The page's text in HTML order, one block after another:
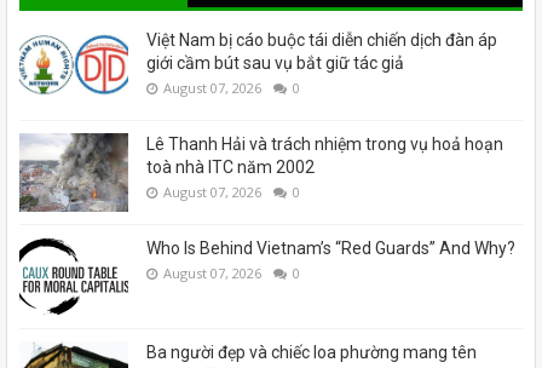
Việt Nam bị cáo buộc tái diễn chiến dịch đàn áp
giới cầm bút sau vụ bắt giữ tác giả
August 07, 2026 0
Lê Thanh Hải và trách nhiệm trong vụ hoả hoạn
toà nhà ITC năm 2002
August 07, 2026 0
Who Is Behind Vietnam’s “Red Guards” And Why?
August 07, 2026 0
Ba người đẹp và chiếc loa phường mang tên